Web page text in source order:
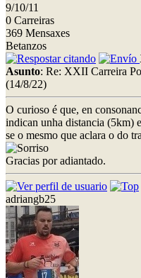
9/10/11
0 Carreiras
369 Mensaxes
Betanzos
Asunto: Re: XXII Carreira
(14/8/22)
O curioso é que, en
indican unha distancia (5km)
se o mesmo que aclara o do
Gracias por adiantado.
adriangb25